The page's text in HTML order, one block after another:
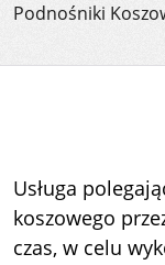
Podnośniki
Usługa
koszowego
czas, w celu